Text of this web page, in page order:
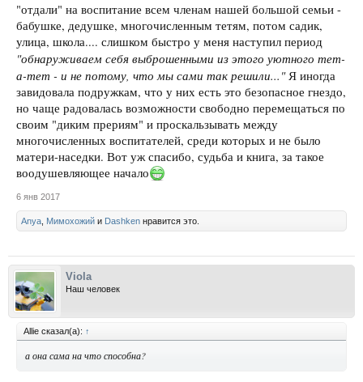
"отдали" на воспитание всем членам нашей большой семьи -
бабушке, дедушке, многочисленным тетям, потом садик,
улица, школа.... слишком быстро у меня наступил период
"обнаруживаем себя выброшенными из этого уютного тет-
а-тет - и не потому, что мы сами так решили..." Я иногда
завидовала подружкам, что у них есть это безопасное гнездо,
но чаще радовалась возможности свободно перемещаться по
своим "диким прериям" и проскальзывать между
многочисленных воспитателей, среди которых и не было
матери-наседки. Вот уж спасибо, судьба и книга, за такое
воодушевляющее начало
6 янв 2017
Anya Мимохожий и Dashken нравится это.
Viola
Наш человек
Allie сказал(а): ↑
а она сама на что способна?